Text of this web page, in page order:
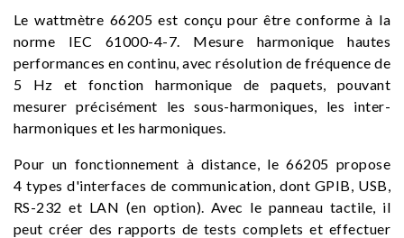
Le wattmètre 66205 est conçu pour être conforme à la
norme IEC 61000-4-7. Mesure harmonique hautes
performances en continu, avec résolution de fréquence de
5 Hz et fonction harmonique de paquets, pouvant
mesurer précisément les sous-harmoniques, les inter-
harmoniques et les harmoniques.
Pour un fonctionnement à distance, le 66205 propose
4 types d'interfaces de communication, dont GPIB, USB,
RS-232 et LAN (en option). Avec le panneau tactile, il
peut créer des rapports de tests complets et effectuer